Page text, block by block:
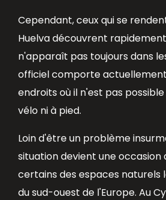
Cependant, ceux qui se
Huelva découvrent
n'apparaît pas toujours dans
officiel comporte
endroits où il n'est pas
vélo ni à pied.
Loin d'être un problème
situation devient une occasion
certains des espaces naturels
du sud-ouest de l'Europe. Au